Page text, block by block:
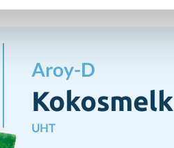
Aroy-D
Kokosmelk
UHT